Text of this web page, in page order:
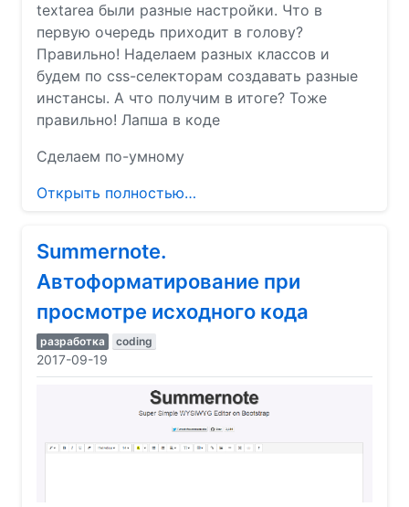
textarea были разные настройки. Что в
первую очередь приходит в голову?
Правильно! Наделаем разных классов и
будем по css-селекторам создавать разные
инстансы. А что получим в итоге? Тоже
правильно! Лапша в коде
Сделаем по-умному
Открыть полностью…
Summernote.
Автоформатирование при
просмотре исходного кода
разработка coding
2017-09-19